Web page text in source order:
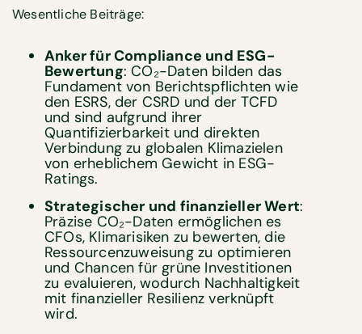
Wesentliche Beiträge:
Anker für Compliance und ESG-
Bewertung: CO₂-Daten bilden das
Fundament von Berichtspflichten wie
den ESRS, der CSRD und der TCFD
und sind aufgrund ihrer
Quantifizierbarkeit und direkten
Verbindung zu globalen Klimazielen
von erheblichem Gewicht in ESG-
Ratings.
Strategischer und finanzieller Wert:
Präzise CO₂-Daten ermöglichen es
CFOs, Klimarisiken zu bewerten, die
Ressourcenzuweisung zu optimieren
und Chancen für grüne Investitionen
zu evaluieren, wodurch Nachhaltigkeit
mit finanzieller Resilienz verknüpft
wird.